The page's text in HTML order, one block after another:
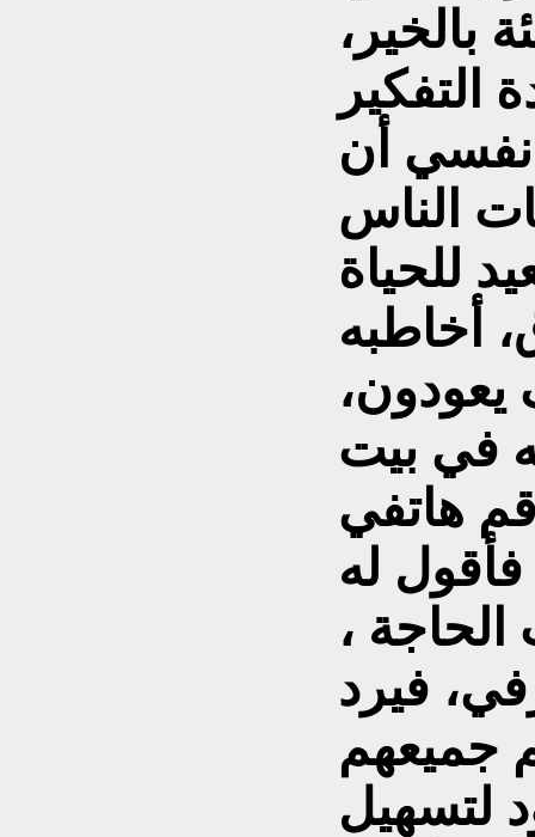
بالخير،
نفسي أن
الناس
للحياة
أخاطبه
في بيت
هاتفي
فأقول له
،
فيرد
جميعهم
لتسهيل